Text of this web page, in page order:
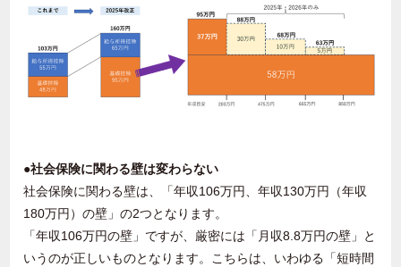
●社会保険に関わる壁は変わらない
社会保険に関わる壁は、「年収106万円、年収130万円（年収
180万円）の壁」の2つとなります。
「年収106万円の壁」ですが、厳密には「月収8.8万円の壁」と
いうのが正しいものとなります。こちらは、いわゆる「短時間